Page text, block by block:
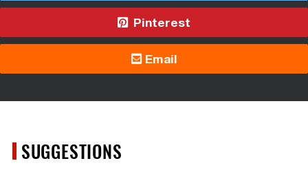
Pinterest
Email
SUGGESTIONS